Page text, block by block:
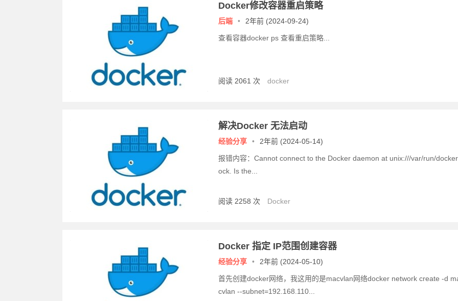
Docker修改容器重启策略
后端 • 2年前 (2024-09-24)
查看容器docker ps 查看重启策略...
阅读 2061 次 docker
解决Docker 无法启动
经验分享 • 2年前 (2024-05-14)
报错内容：Cannot connect to the Docker daemon at unix:///var/run/
ock. Is the...
阅读 2258 次 Docker
Docker 指定 IP范围创建容器
经验分享 • 2年前 (2024-05-10)
首先创建docker网络，我这用的是macvlan网络docker network create -d
cvlan --subnet=192.168.110...